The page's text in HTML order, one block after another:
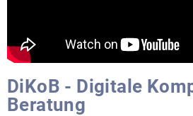
DiKoB - Digitale
Beratung